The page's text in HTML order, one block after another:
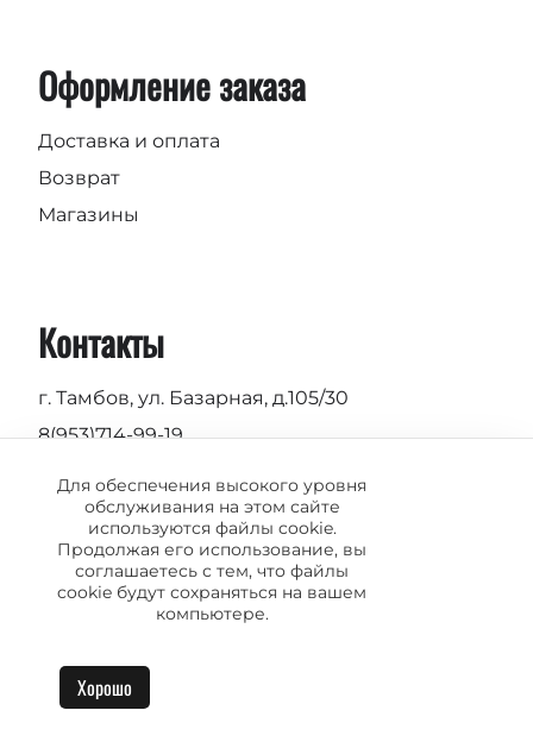
Оформление заказа
Доставка и оплата
Возврат
Магазины
Контакты
г. Тамбов, ул. Базарная, д.105/30
8(953)714-99-19
info@vermond.ru
Для обеспечения высокого уровня
обслуживания на этом сайте
используются файлы cookie.
Продолжая его использование, вы
соглашаетесь с тем, что файлы
cookie будут сохраняться на вашем
компьютере.
Хорошо